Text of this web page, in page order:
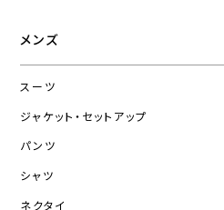
メンズ
スーツ
ジャケット・セットアップ
パンツ
シャツ
ネクタイ